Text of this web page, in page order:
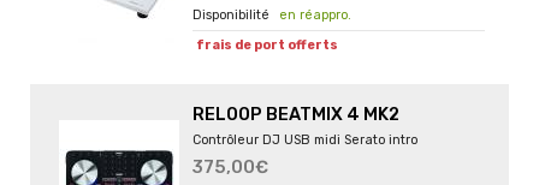
en réappro.
frais de port offerts
RELOOP BEATMIX 4 MK2
Contrôleur DJ USB midi Serato intro
375,00€